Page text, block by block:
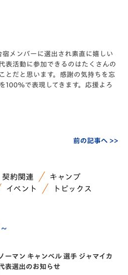
宿メンバーに選出され素直に嬉しい
表活動に参加できるのはたくさんの
とだと思います。感謝の気持ちを忘
100%で表現してきます。応援よろ
前の記事へ >>
契約関連
キャンプ
イベント トピックス
ノーマン キャンベル 選手 ジャマイカ
表選出のお知らせ